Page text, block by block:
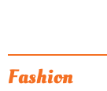
Fashion